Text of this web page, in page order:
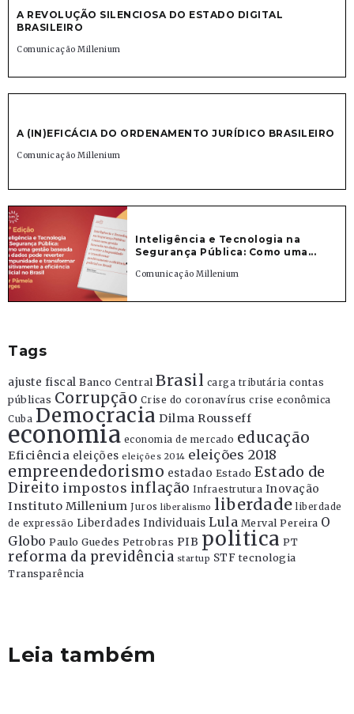
A REVOLUÇÃO SILENCIOSA DO ESTADO DIGITAL
BRASILEIRO
Comunicação Millenium
A (IN)EFICÁCIA DO ORDENAMENTO JURÍDICO BRASILEIRO
Comunicação Millenium
Inteligência e Tecnologia na
Segurança Pública: Como uma...
Comunicação Millenium
Tags
ajuste fiscal Banco Central Brasil carga tributária contas
públicas Corrupção Crise do coronavírus crise econômica
Cuba Democracia Dilma Rousseff
economia economia de mercado educação
Eficiência eleições eleições 2014 eleições 2018
empreendedorismo estadao Estado Estado de
Direito impostos inflação Infraestrutura Inovação
Instituto Millenium Juros liberalismo liberdade liberdade
de expressão Liberdades Individuais Lula Merval Pereira O
Globo Paulo Guedes Petrobras PIB politica PT
reforma da previdência startup STF tecnologia
Transparência
Leia também